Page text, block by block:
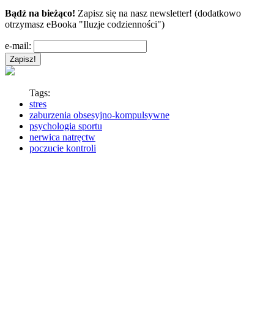
Bądź na bieżąco! Zapisz się na nasz newsletter! (dodatkowo
otrzymasz eBooka "Iluzje codzienności")
e-mail:
Tags:
stres
zaburzenia obsesyjno-kompulsywne
psychologia sportu
nerwica natręctw
poczucie kontroli